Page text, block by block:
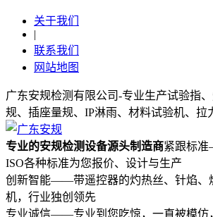
关于我们
|
联系我们
网站地图
广东安规检测有限公司-专业生产试验指
规、插座量规、IP淋雨、材料试验机、拉
专业的安规检测设备源头制造商紧跟标
ISO各种标准为您报价、设计与生产
创新智能——带遥控器的灼热丝、针焰、
机，行业独创领先
专业诚信——专业到您吃惊，一直被模仿